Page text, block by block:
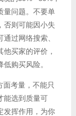
量问题。不要单
否则可能因小失
过网络搜索、
买家的评价，
购买风险。
面考量，不能只
能选到质量可
发挥作用，为你